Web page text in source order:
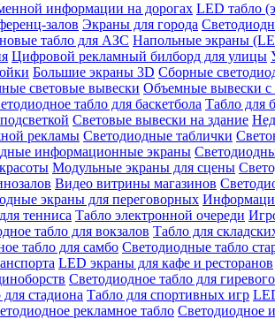
информации на дорогах LED табло
залов Экраны для города
табло для АЗС Напольные экраны
Цифровой рекламный билборд для улицы
Большие экраны 3D Сборные
световые вывески Объемные вывески с
табло для баскетбола Табло для
Световые вывески на здание
рекламы Светодиодные таблички
информационные экраны
Модульные экраны для сцены
Видео витрины магазинов
экраны для переговорных
тенниса Табло электронной очереди
табло для вокзалов Табло для
табло для самбо Светодиодные табло
LED экраны для кафе и ресторанов
Светодиодное табло для
стадиона Табло для спортивных игр
рекламное табло Светодиодное